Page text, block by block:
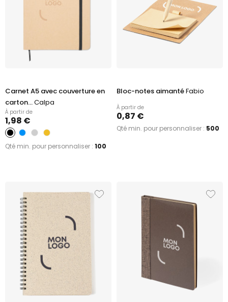
Carnet A5 avec couverture en
carton...Calpa
À partir de
1,98 €
Qté min. pour personnaliser : 100
Bloc-notes aimantéFabio
À partir de
0,87 €
Qté min. pour personnaliser : 500